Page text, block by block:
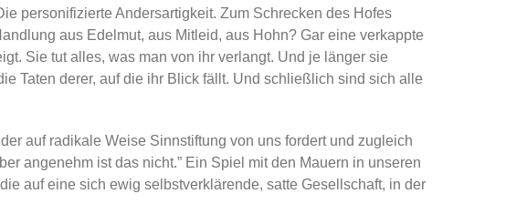
personifizierte Andersartigkeit. Zum Schrecken des Hofes
aus Edelmut, aus Mitleid, aus Hohn? Gar eine verkappte
Sie tut alles, was man von ihr verlangt. Und je länger sie
Taten derer, auf die ihr Blick fällt. Und schließlich sind sich alle
auf radikale Weise Sinnstiftung von uns fordert und zugleich
angenehm ist das nicht.” Ein Spiel mit den Mauern in unseren
auf eine sich ewig selbstverklärende, satte Gesellschaft, in der